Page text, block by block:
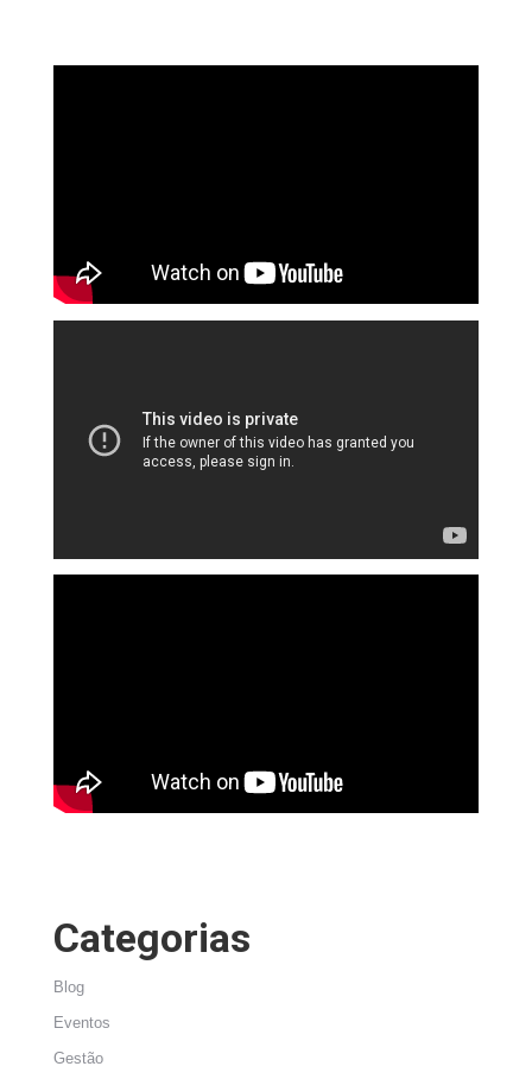
Categorias
Blog
Eventos
Gestão